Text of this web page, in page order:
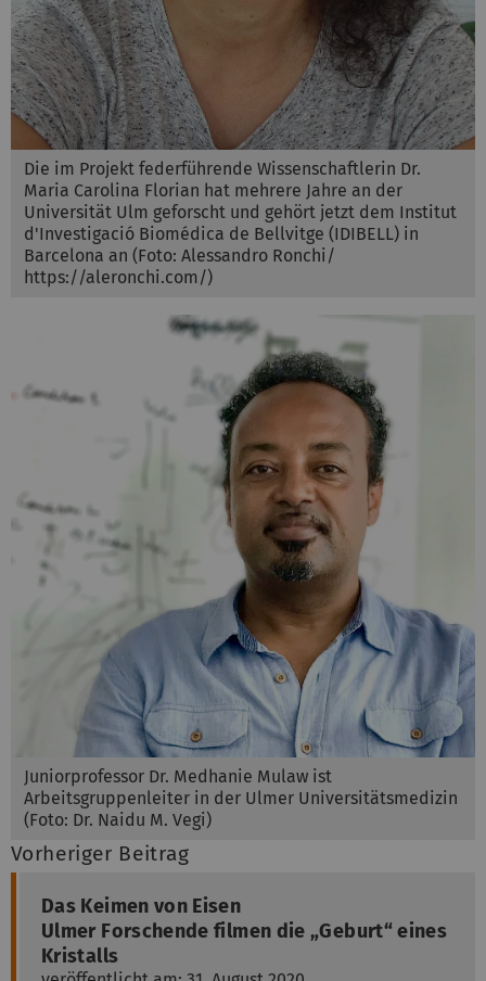
Die im Projekt federführende Wissenschaftlerin Dr.
Maria Carolina Florian hat mehrere Jahre an der
Universität Ulm geforscht und gehört jetzt dem Institut
d'Investigació Biomédica de Bellvitge (IDIBELL) in
Barcelona an (Foto: Alessandro Ronchi/
https://aleronchi.com/)
Juniorprofessor Dr. Medhanie Mulaw ist
Arbeitsgruppenleiter in der Ulmer Universitätsmedizin
(Foto: Dr. Naidu M. Vegi)
Vorheriger Beitrag
Das Keimen von Eisen
Ulmer Forschende filmen die „Geburt“ eines
Kristalls